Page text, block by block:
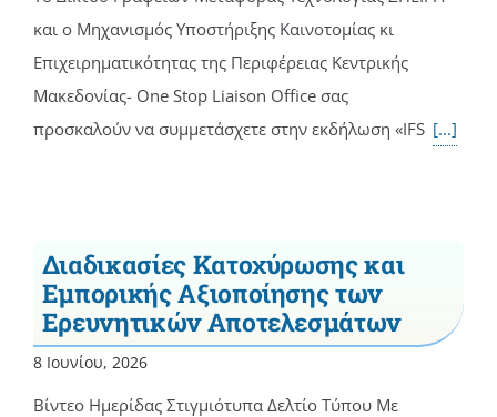
και ο Μηχανισμός Υποστήριξης Καινοτομίας κι
Επιχειρηματικότητας της Περιφέρειας Κεντρικής
Μακεδονίας- One Stop Liaison Office σας
προσκαλούν να συμμετάσχετε στην εκδήλωση «IFS [...]
Διαδικασίες Κατοχύρωσης και
Εμπορικής Αξιοποίησης των
Ερευνητικών Αποτελεσμάτων
8 Ιουνίου, 2026
Βίντεο Ημερίδας Στιγμιότυπα Δελτίο Τύπου Με